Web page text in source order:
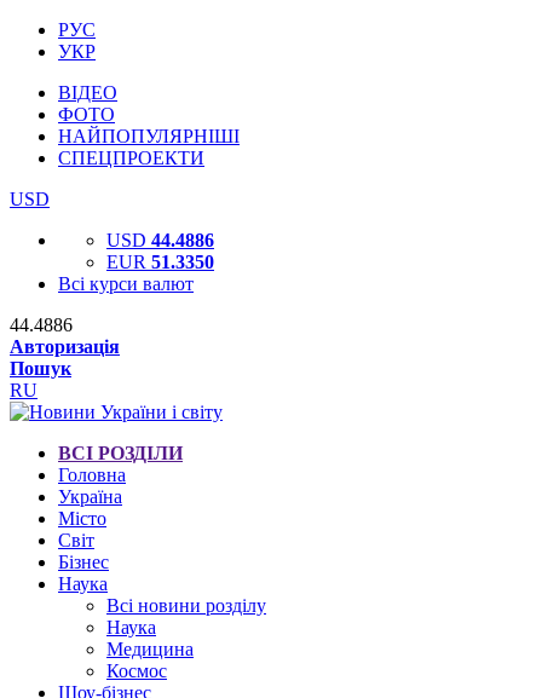
РУС
УКР
ВІДЕО
ФОТО
НАЙПОПУЛЯРНІШІ
СПЕЦПРОЕКТИ
USD
USD 44.4886
EUR 51.3350
Всі курси валют
44.4886
Авторизація
Пошук
RU
ВСІ РОЗДІЛИ
Головна
Україна
Місто
Світ
Бізнес
Наука
Всі новини розділу
Наука
Медицина
Космос
Шоу-бізнес